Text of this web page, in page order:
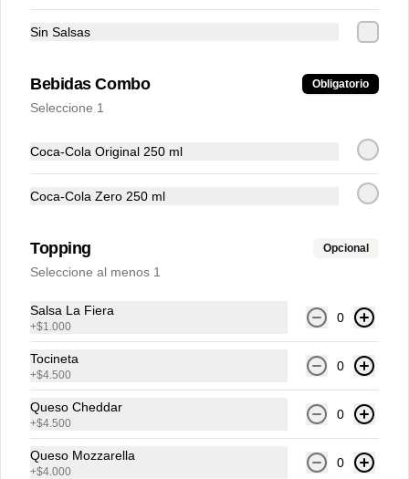
Aguila Light 330 ml
Club Colombia 330 ml
Agua Brisa Saborizada
Manzana
Sin Salsas
Bebidas Combo Obligatorio
Seleccione 1
Coca-Cola Original 250 ml
Coca-Cola Zero 250 ml
Topping Opcional
Seleccione al menos 1
Salsa La Fiera
+$1.000
0
Tocineta
+$4.500
0
Queso Cheddar
+$4.500
0
Queso Mozzarella
+$4.000
0